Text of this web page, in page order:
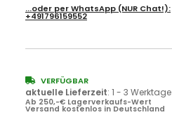
...oder perWhatsApp (NUR Chat!):
+491796159552
VERFÜGBAR
aktuelle Lieferzeit: 1 - 3 Werktage
Ab 250,-€ Lagerverkaufs-Wert
Versand kostenlos in Deutschland